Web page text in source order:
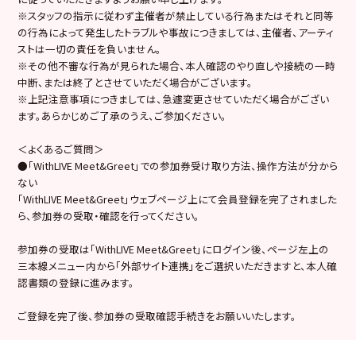
※スタッフの指示に従わず主催者が禁止している行為またはそれと同等
の行為によって発生したトラブルや事故につきましては、主催者、アーティ
ストは一切の責任を負いません。
※その他不審な行為が見られた場合、本人確認のやり直しや接続の一時
中断、または終了とさせていただく場合がございます。
※上記注意事項につきましては、急遽変更させていただく場合がござい
ます。あらかじめご了承のうえ、ご参加ください。
＜よくあるご質問＞
●「WithLIVE Meet&Greet」での参加券受け取り方法、操作方法が分から
ない
「WithLIVE Meet&Greet」ウェブページ上にて会員登録を完了されました
ら、参加券の受取・確認を行ってください。
参加券の受取は「WithLIVE Meet&Greet」にログイン後、ページ左上の
三本線メニュー内から「外部サイト連携」をご選択いただきますと、本人確
認書類の登録に進みます。
ご登録を完了後、参加券の受取確認手続きをお願いいたします。